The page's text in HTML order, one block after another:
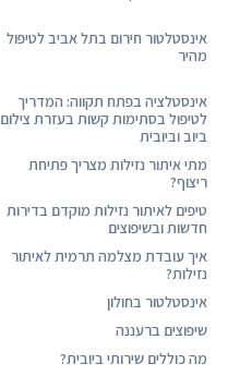
אינסטלטור חירום בתל אביב לטיפול
מהיר
אינסטלציה בפתח תקווה: המדריך
לטיפול בסתימות קשות בעזרת צילום
ביוב וביובית
מתי איתור נזילות מצריך פתיחת
ריצוף?
טיפים לאיתור נזילות מוקדם בדירות
חדשות ובשיפוצים
איך עובדת מצלמה תרמית לאיתור
נזילות?
אינסטלטור בחולון
שיפוצים ברעננה
מה כוללים שירותי ביובית?